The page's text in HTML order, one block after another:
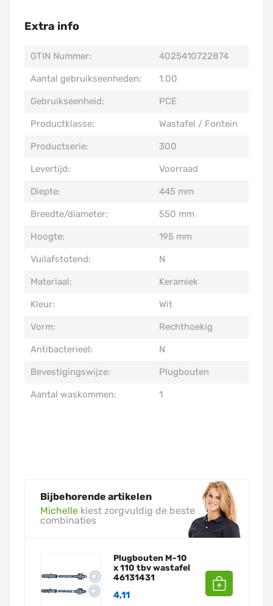
Extra info
GTIN Nummer: 4025410722874
Aantal gebruikseenheden: 1.00
Gebruikseenheid: PCE
Productklasse: Wastafel / Fontein
Productserie: 300
Levertijd: Voorraad
Diepte: 445 mm
Breedte/diameter: 550 mm
Hoogte: 195 mm
Vuilafstotend: N
Materiaal: Keramiek
Kleur: Wit
Vorm: Rechthoekig
Antibacterieel: N
Bevestigingswijze: Plugbouten
Aantal waskommen: 1
Bijbehorende artikelen
Michelle kiest zorgvuldig de beste
combinaties
Plugbouten M-10
x 110 tbv wastafel
46131431
4,11